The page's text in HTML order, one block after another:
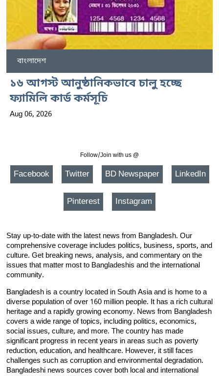
বাংলাদেশ
১৬ আগস্ট আনুষ্ঠানিকভাবে চালু হচ্ছে
ফ্যামিলি কার্ড কর্মসূচি
Aug 06, 2026
Follow/Join with us @
Facebook Twitter BD Newspaper LinkedIn
Pinterest Instagram
Stay up-to-date with the latest news from Bangladesh. Our
comprehensive coverage includes politics, business, sports, and
culture. Get breaking news, analysis, and commentary on the
issues that matter most to Bangladeshis and the international
community.
Bangladesh is a country located in South Asia and is home to a
diverse population of over 160 million people. It has a rich cultural
heritage and a rapidly growing economy. News from Bangladesh
covers a wide range of topics, including politics, economics,
social issues, culture, and more. The country has made
significant progress in recent years in areas such as poverty
reduction, education, and healthcare. However, it still faces
challenges such as corruption and environmental degradation.
Bangladeshi news sources cover both local and international